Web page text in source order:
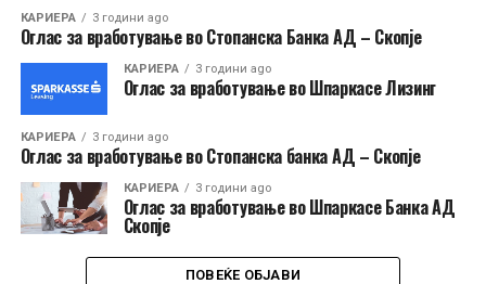
КАРИЕРА 3 години ago
Оглас за вработување во Стопанска Банка АД – Скопје
КАРИЕРА 3 години ago
Оглас за вработување во Шпаркасе Лизинг
КАРИЕРА 3 години ago
Оглас за вработување во Стопанска банка АД – Скопје
КАРИЕРА 3 години ago
Оглас за вработување во Шпаркасе Банка АД
Скопје
ПОВЕЌЕ ОБЈАВИ